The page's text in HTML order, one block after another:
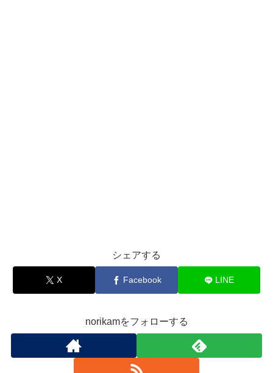
シェアする
X Facebook LINE
norikamをフォローする